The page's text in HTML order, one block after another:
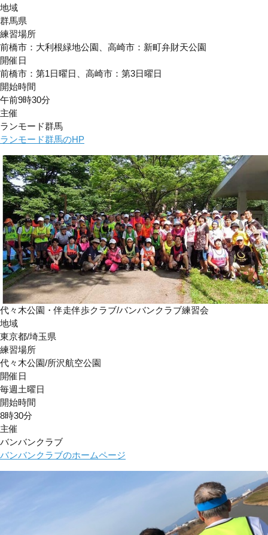
地域
群馬県
練習場所
前橋市：大利根緑地公園、高崎市：新町弁財天公園
開催日
前橋市：第1日曜日、高崎市：第3日曜日
開始時間
午前9時30分
主催
ランモード群馬
ランモード群馬のHP
代々木公園・伴走伴歩クラブ/バンバンクラブ練習会
地域
東京都/埼玉県
練習場所
代々木公園/所沢航空公園
開催日
毎週土曜日
開始時間
8時30分
主催
バンバンクラブ
バンバンクラブのホームページ